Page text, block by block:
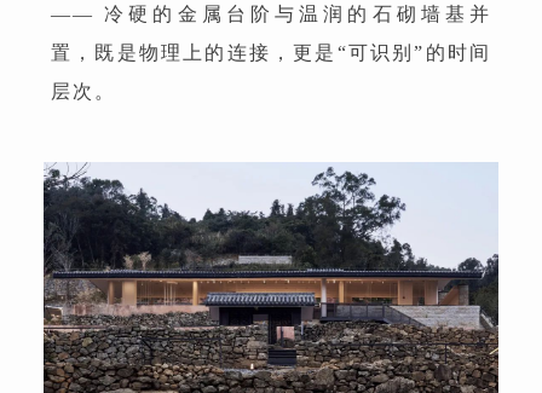
—— 冷硬的金属台阶与温润的石砌墙基并
置，既是物理上的连接，更是“可识别”的时间
层次。